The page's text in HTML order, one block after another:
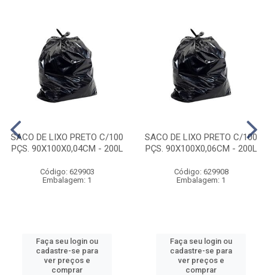
SACO DE LIXO PRETO C/100
PÇS. 90X100X0,04CM - 200L
Código: 629903
Embalagem: 1
Faça seu login ou
cadastre-se para
ver preços e
comprar
SACO DE LIXO PRETO C/100
PÇS. 90X100X0,06CM - 200L
Código: 629908
Embalagem: 1
Faça seu login ou
cadastre-se para
ver preços e
comprar